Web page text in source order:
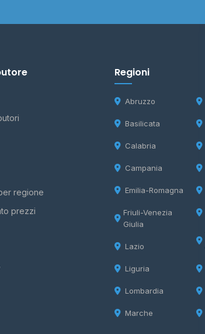
regione
prezzi
Regioni
Abruzzo
Basilicata
Calabria
Campania
Emilia-Romagna
Friuli-Venezia
Giulia
Lazio
Liguria
Lombardia
Marche